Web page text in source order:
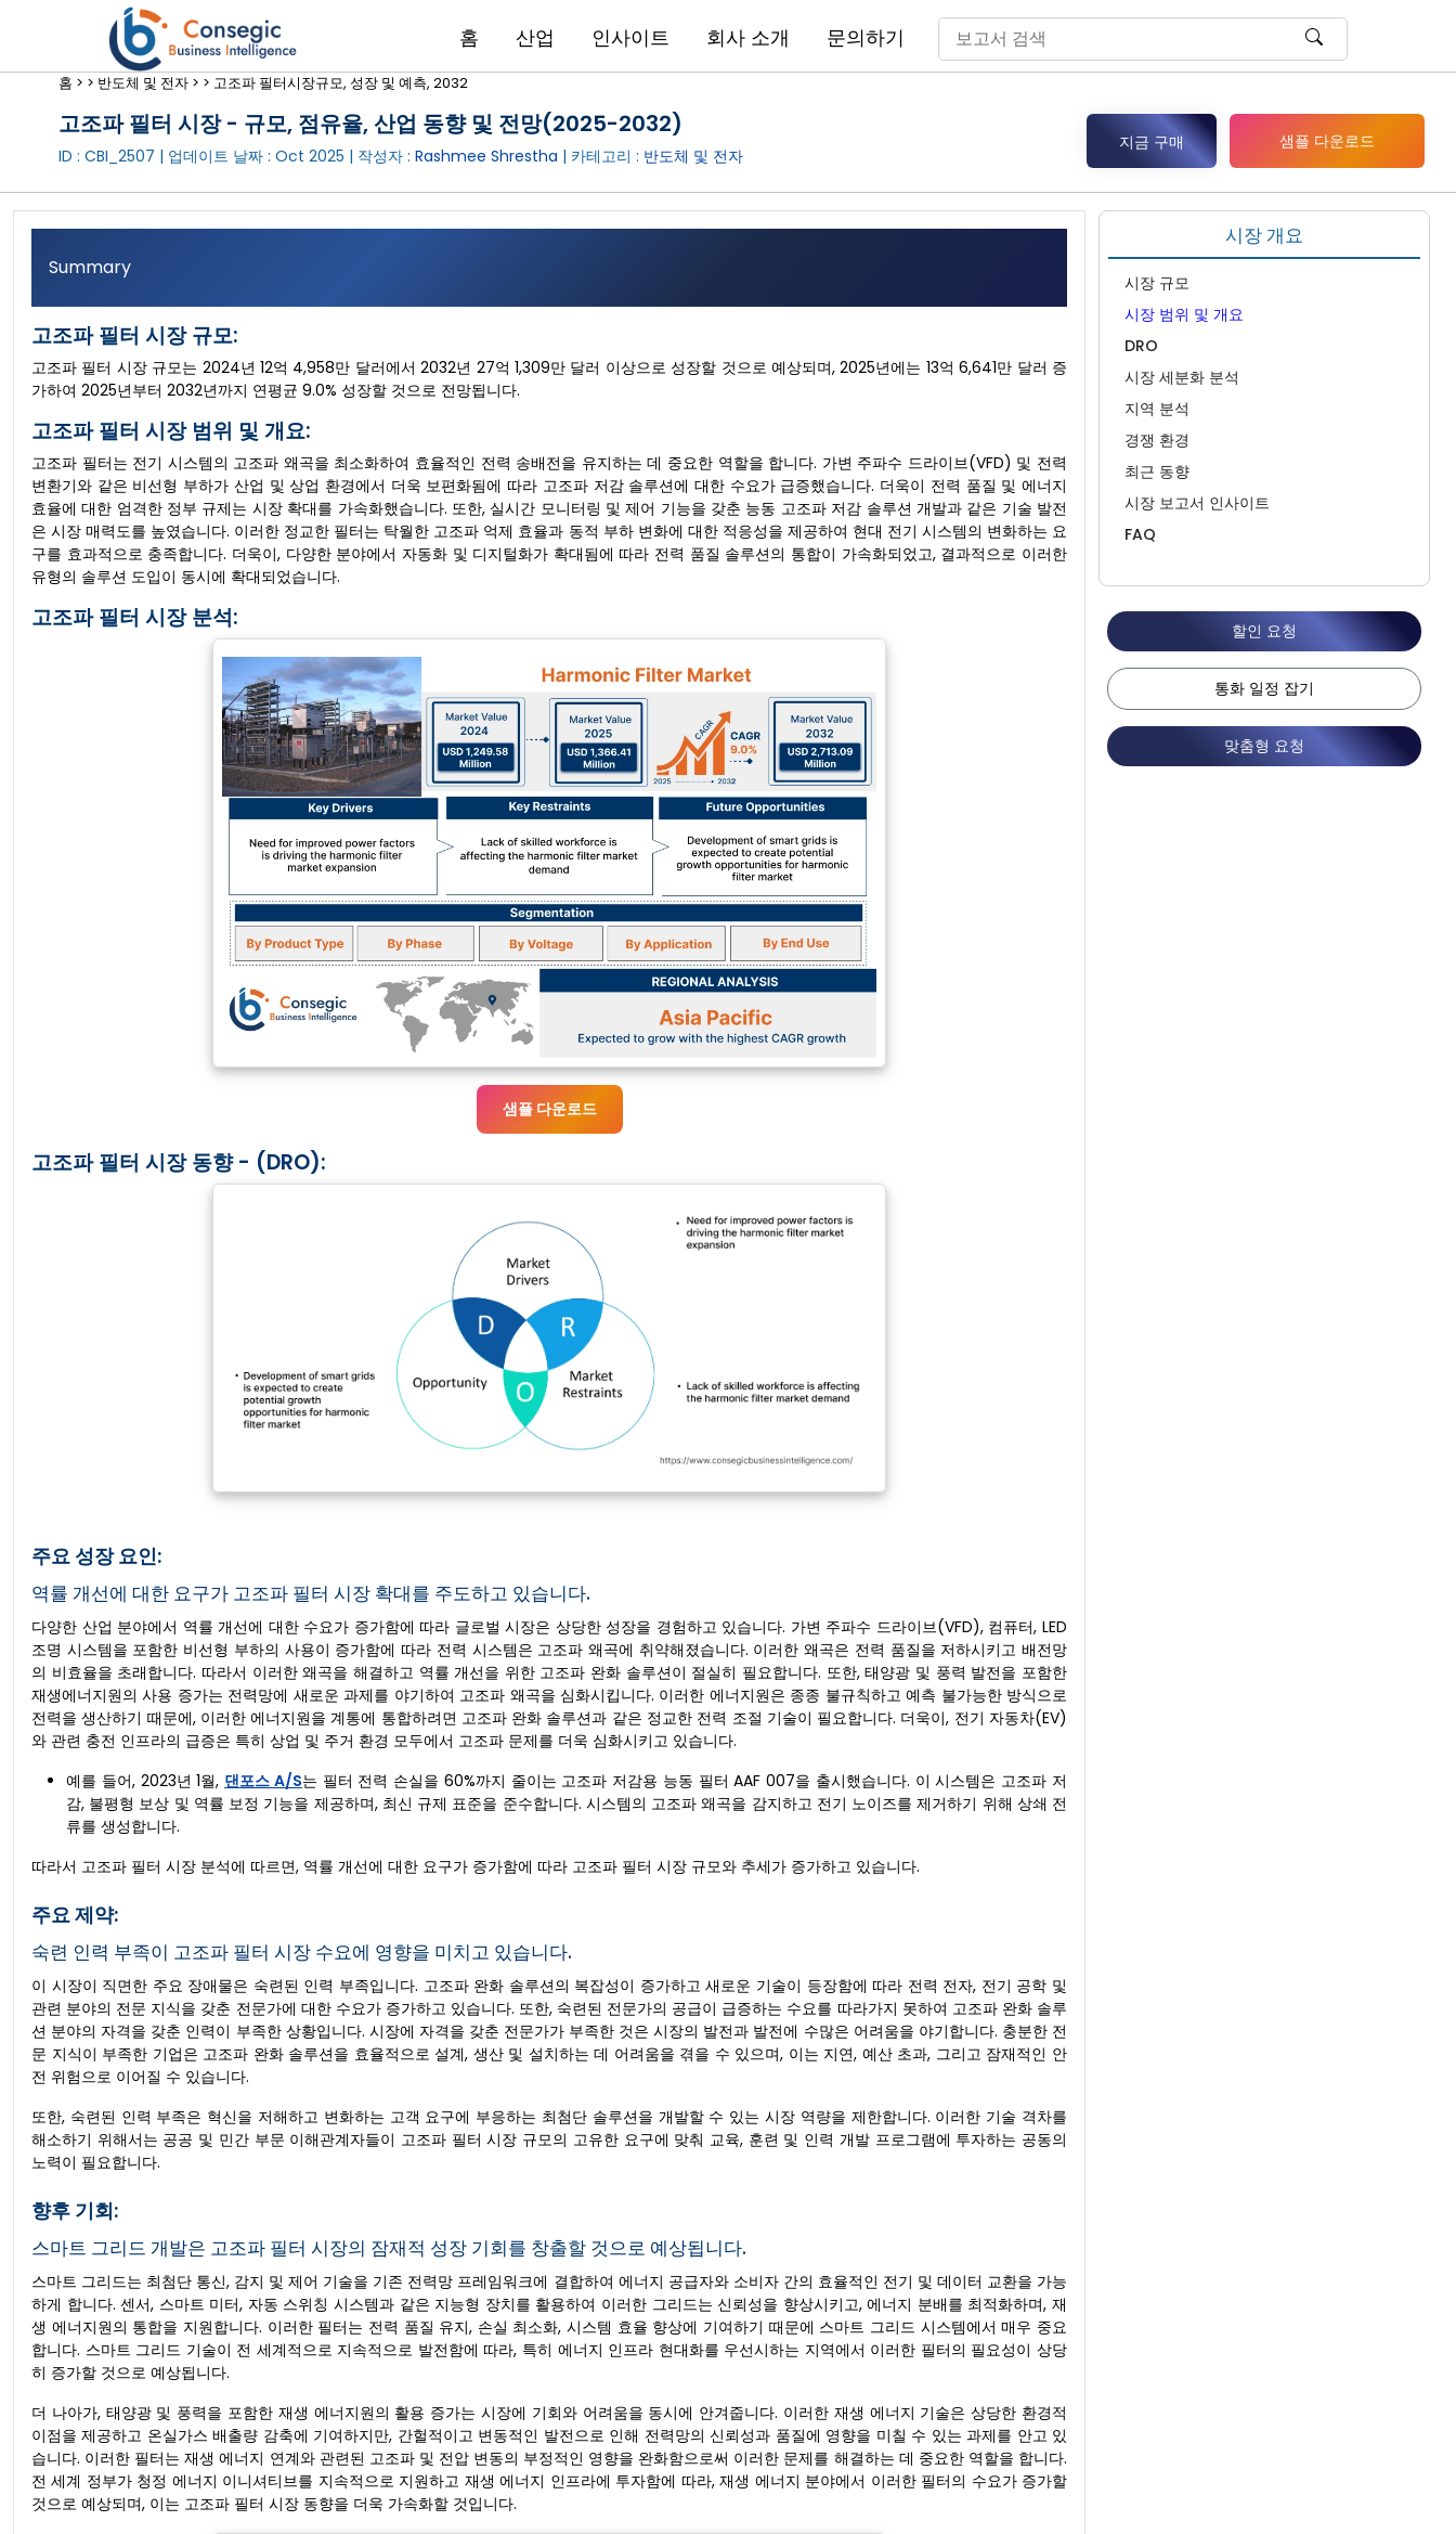
홈 산업 인사이트 회사 소개 문의하기
홈 > > 반도체 및 전자 > > 고조파 필터시장규모, 성장 및 예측, 2032
고조파 필터 시장 - 규모, 점유율, 산업 동향 및 전망(2025-2032)
ID : CBI_2507 | 업데이트 날짜 : Oct 2025 | 작성자 : Rashmee Shrestha | 카테고리 : 반도체 및 전자
지금 구매 샘플 다운로드
Summary
고조파 필터 시장 규모:
고조파 필터 시장 규모는 2024년 12억 4,958만 달러에서 2032년 27억 1,309만 달러 이상으로 성장할 것으로 예상되며, 2025년에는 13억 6,641만 달러 증
가하여 2025년부터 2032년까지 연평균 9.0% 성장할 것으로 전망됩니다.
고조파 필터 시장 범위 및 개요:
고조파 필터는 전기 시스템의 고조파 왜곡을 최소화하여 효율적인 전력 송배전을 유지하는 데 중요한 역할을 합니다. 가변 주파수 드라이브(VFD) 및 전력
변환기와 같은 비선형 부하가 산업 및 상업 환경에서 더욱 보편화됨에 따라 고조파 저감 솔루션에 대한 수요가 급증했습니다. 더욱이 전력 품질 및 에너지
효율에 대한 엄격한 정부 규제는 시장 확대를 가속화했습니다. 또한, 실시간 모니터링 및 제어 기능을 갖춘 능동 고조파 저감 솔루션 개발과 같은 기술 발전
은 시장 매력도를 높였습니다. 이러한 정교한 필터는 탁월한 고조파 억제 효율과 동적 부하 변화에 대한 적응성을 제공하여 현대 전기 시스템의 변화하는 요
구를 효과적으로 충족합니다. 더욱이, 다양한 분야에서 자동화 및 디지털화가 확대됨에 따라 전력 품질 솔루션의 통합이 가속화되었고, 결과적으로 이러한
유형의 솔루션 도입이 동시에 확대되었습니다.
고조파 필터 시장 분석:
샘플 다운로드
고조파 필터 시장 동향 - (DRO):
주요 성장 요인:
역률 개선에 대한 요구가 고조파 필터 시장 확대를 주도하고 있습니다.
다양한 산업 분야에서 역률 개선에 대한 수요가 증가함에 따라 글로벌 시장은 상당한 성장을 경험하고 있습니다. 가변 주파수 드라이브(VFD), 컴퓨터, LED
조명 시스템을 포함한 비선형 부하의 사용이 증가함에 따라 전력 시스템은 고조파 왜곡에 취약해졌습니다. 이러한 왜곡은 전력 품질을 저하시키고 배전망
의 비효율을 초래합니다. 따라서 이러한 왜곡을 해결하고 역률 개선을 위한 고조파 완화 솔루션이 절실히 필요합니다. 또한, 태양광 및 풍력 발전을 포함한
재생에너지원의 사용 증가는 전력망에 새로운 과제를 야기하여 고조파 왜곡을 심화시킵니다. 이러한 에너지원은 종종 불규칙하고 예측 불가능한 방식으로
전력을 생산하기 때문에, 이러한 에너지원을 계통에 통합하려면 고조파 완화 솔루션과 같은 정교한 전력 조절 기술이 필요합니다. 더욱이, 전기 자동차(EV)
와 관련 충전 인프라의 급증은 특히 상업 및 주거 환경 모두에서 고조파 문제를 더욱 심화시키고 있습니다.
예를 들어, 2023년 1월, 댄포스 A/S는 필터 전력 손실을 60%까지 줄이는 고조파 저감용 능동 필터 AAF 007을 출시했습니다. 이 시스템은 고조파 저
감, 불평형 보상 및 역률 보정 기능을 제공하며, 최신 규제 표준을 준수합니다. 시스템의 고조파 왜곡을 감지하고 전기 노이즈를 제거하기 위해 상쇄 전
류를 생성합니다.
따라서 고조파 필터 시장 분석에 따르면, 역률 개선에 대한 요구가 증가함에 따라 고조파 필터 시장 규모와 추세가 증가하고 있습니다.
주요 제약:
숙련 인력 부족이 고조파 필터 시장 수요에 영향을 미치고 있습니다.
이 시장이 직면한 주요 장애물은 숙련된 인력 부족입니다. 고조파 완화 솔루션의 복잡성이 증가하고 새로운 기술이 등장함에 따라 전력 전자, 전기 공학 및
관련 분야의 전문 지식을 갖춘 전문가에 대한 수요가 증가하고 있습니다. 또한, 숙련된 전문가의 공급이 급증하는 수요를 따라가지 못하여 고조파 완화 솔루
션 분야의 자격을 갖춘 인력이 부족한 상황입니다. 시장에 자격을 갖춘 전문가가 부족한 것은 시장의 발전과 발전에 수많은 어려움을 야기합니다. 충분한 전
문 지식이 부족한 기업은 고조파 완화 솔루션을 효율적으로 설계, 생산 및 설치하는 데 어려움을 겪을 수 있으며, 이는 지연, 예산 초과, 그리고 잠재적인 안
전 위험으로 이어질 수 있습니다.
또한, 숙련된 인력 부족은 혁신을 저해하고 변화하는 고객 요구에 부응하는 최첨단 솔루션을 개발할 수 있는 시장 역량을 제한합니다. 이러한 기술 격차를
해소하기 위해서는 공공 및 민간 부문 이해관계자들이 고조파 필터 시장 규모의 고유한 요구에 맞춰 교육, 훈련 및 인력 개발 프로그램에 투자하는 공동의
노력이 필요합니다.
향후 기회:
스마트 그리드 개발은 고조파 필터 시장의 잠재적 성장 기회를 창출할 것으로 예상됩니다.
스마트 그리드는 최첨단 통신, 감지 및 제어 기술을 기존 전력망 프레임워크에 결합하여 에너지 공급자와 소비자 간의 효율적인 전기 및 데이터 교환을 가능
하게 합니다. 센서, 스마트 미터, 자동 스위칭 시스템과 같은 지능형 장치를 활용하여 이러한 그리드는 신뢰성을 향상시키고, 에너지 분배를 최적화하며, 재
생 에너지원의 통합을 지원합니다. 이러한 필터는 전력 품질 유지, 손실 최소화, 시스템 효율 향상에 기여하기 때문에 스마트 그리드 시스템에서 매우 중요
합니다. 스마트 그리드 기술이 전 세계적으로 지속적으로 발전함에 따라, 특히 에너지 인프라 현대화를 우선시하는 지역에서 이러한 필터의 필요성이 상당
히 증가할 것으로 예상됩니다.
더 나아가, 태양광 및 풍력을 포함한 재생 에너지원의 활용 증가는 시장에 기회와 어려움을 동시에 안겨줍니다. 이러한 재생 에너지 기술은 상당한 환경적
이점을 제공하고 온실가스 배출량 감축에 기여하지만, 간헐적이고 변동적인 발전으로 인해 전력망의 신뢰성과 품질에 영향을 미칠 수 있는 과제를 안고 있
습니다. 이러한 필터는 재생 에너지 연계와 관련된 고조파 및 전압 변동의 부정적인 영향을 완화함으로써 이러한 문제를 해결하는 데 중요한 역할을 합니다.
전 세계 정부가 청정 에너지 이니셔티브를 지속적으로 지원하고 재생 에너지 인프라에 투자함에 따라, 재생 에너지 분야에서 이러한 필터의 수요가 증가할
것으로 예상되며, 이는 고조파 필터 시장 동향을 더욱 가속화할 것입니다.
시장 개요
시장 규모
시장 범위 및 개요
DRO
시장 세분화 분석
지역 분석
경쟁 환경
최근 동향
시장 보고서 인사이트
FAQ
할인 요청
통화 일정 잡기
맞춤형 요청